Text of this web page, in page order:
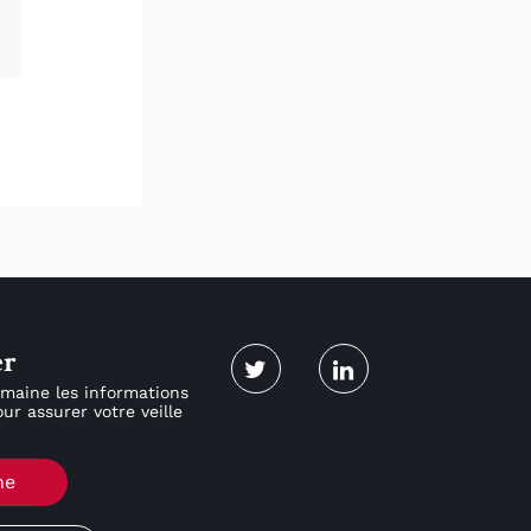
les informations
assurer votre veille